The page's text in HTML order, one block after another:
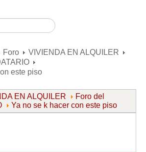
vivienda
al 6 de junio de 2013
al 6 de junio de 2013
Antigua
en Propiedad
Foro
VIVIENDA EN ALQUILER
este piso
EN ALQUILER
Foro del
Ya no se k hacer con este piso